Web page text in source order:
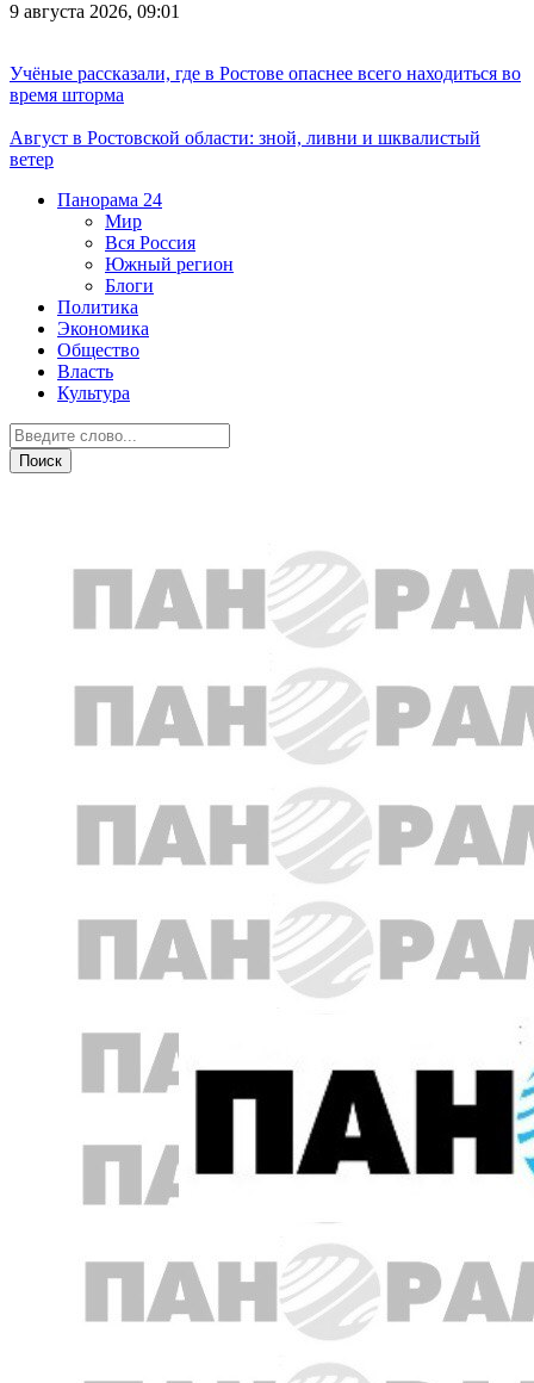
9 августа 2026, 09:01
Учёные рассказали, где в Ростове опаснее всего находиться во
время шторма
Август в Ростовской области: зной, ливни и шквалистый
ветер
Панорама 24
Мир
Вся Россия
Южный регион
Блоги
Политика
Экономика
Общество
Власть
Культура